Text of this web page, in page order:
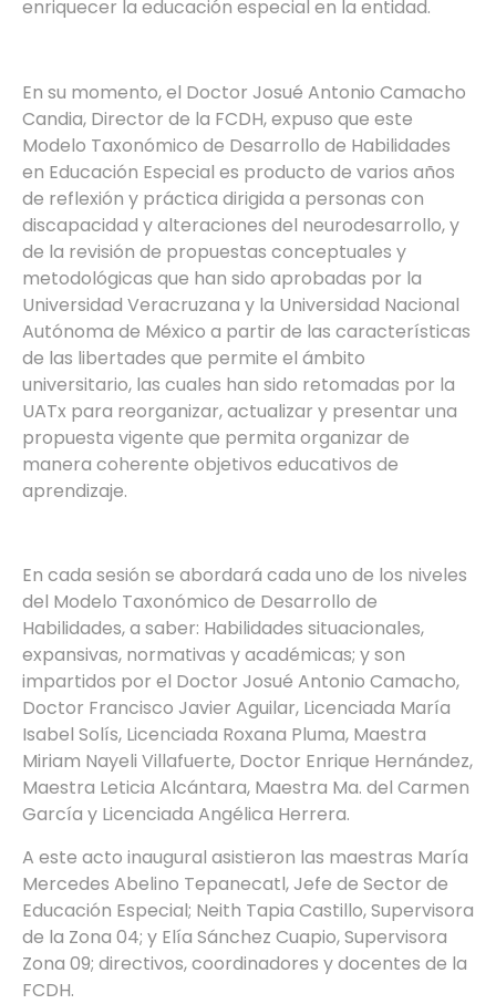
enriquecer la educación especial en la entidad.
En su momento, el Doctor Josué Antonio Camacho
Candia, Director de la FCDH, expuso que este
Modelo Taxonómico de Desarrollo de Habilidades
en Educación Especial es producto de varios años
de reflexión y práctica dirigida a personas con
discapacidad y alteraciones del neurodesarrollo, y
de la revisión de propuestas conceptuales y
metodológicas que han sido aprobadas por la
Universidad Veracruzana y la Universidad Nacional
Autónoma de México a partir de las características
de las libertades que permite el ámbito
universitario, las cuales han sido retomadas por la
UATx para reorganizar, actualizar y presentar una
propuesta vigente que permita organizar de
manera coherente objetivos educativos de
aprendizaje.
En cada sesión se abordará cada uno de los niveles
del Modelo Taxonómico de Desarrollo de
Habilidades, a saber: Habilidades situacionales,
expansivas, normativas y académicas; y son
impartidos por el Doctor Josué Antonio Camacho,
Doctor Francisco Javier Aguilar, Licenciada María
Isabel Solís, Licenciada Roxana Pluma, Maestra
Miriam Nayeli Villafuerte, Doctor Enrique Hernández,
Maestra Leticia Alcántara, Maestra Ma. del Carmen
García y Licenciada Angélica Herrera.
A este acto inaugural asistieron las maestras María
Mercedes Abelino Tepanecatl, Jefe de Sector de
Educación Especial; Neith Tapia Castillo, Supervisora
de la Zona 04; y Elía Sánchez Cuapio, Supervisora
Zona 09; directivos, coordinadores y docentes de la
FCDH.